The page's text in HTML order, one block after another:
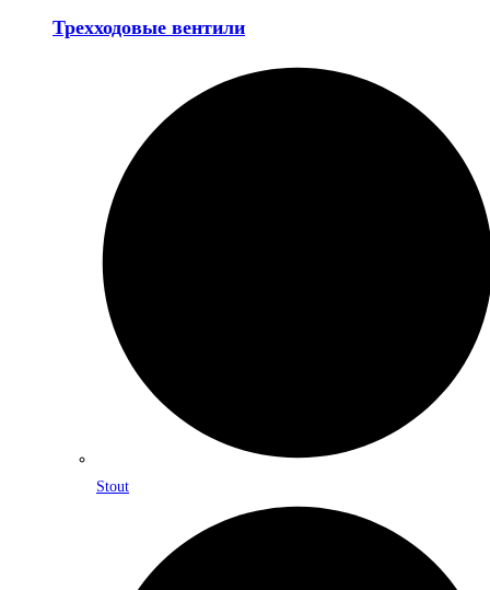
Трехходовые вентили
Stout